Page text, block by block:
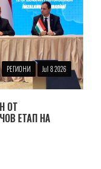
РЕГИОНИ Jul 8 2026
ОТ
ЕТАП НА